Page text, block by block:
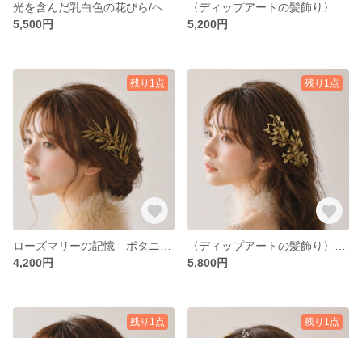
5,500円
5,200円
残り1点
4,200円
残り1点
5,800円
残り1点 残り1点